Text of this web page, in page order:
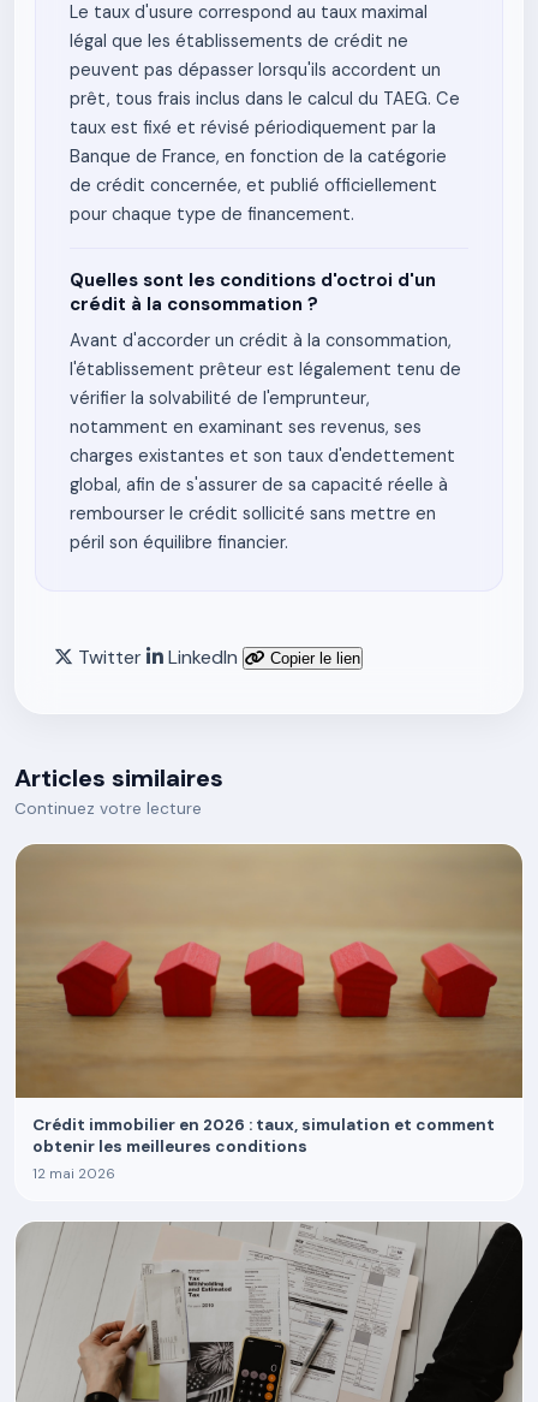
Le taux d'usure correspond au taux maximal
légal que les établissements de crédit ne
peuvent pas dépasser lorsqu'ils accordent un
prêt, tous frais inclus dans le calcul du TAEG. Ce
taux est fixé et révisé périodiquement par la
Banque de France, en fonction de la catégorie
de crédit concernée, et publié officiellement
pour chaque type de financement.
Quelles sont les conditions d'octroi d'un
crédit à la consommation ?
Avant d'accorder un crédit à la consommation,
l'établissement prêteur est légalement tenu de
vérifier la solvabilité de l'emprunteur,
notamment en examinant ses revenus, ses
charges existantes et son taux d'endettement
global, afin de s'assurer de sa capacité réelle à
rembourser le crédit sollicité sans mettre en
péril son équilibre financier.
Twitter LinkedIn Copier le lien
Articles similaires
Continuez votre lecture
Crédit immobilier en 2026 : taux, simulation et comment
obtenir les meilleures conditions
12 mai 2026